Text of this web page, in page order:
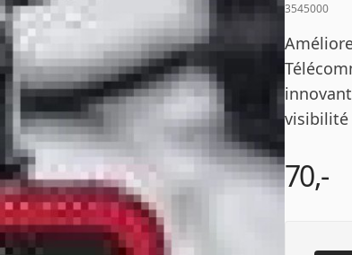
3545000
visibilité
70,-
souvenir de moi Mot de passe oublié ?